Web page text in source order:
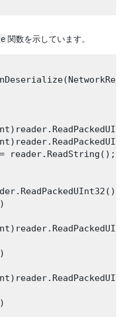
関数を示しています。
reader.ReadString();